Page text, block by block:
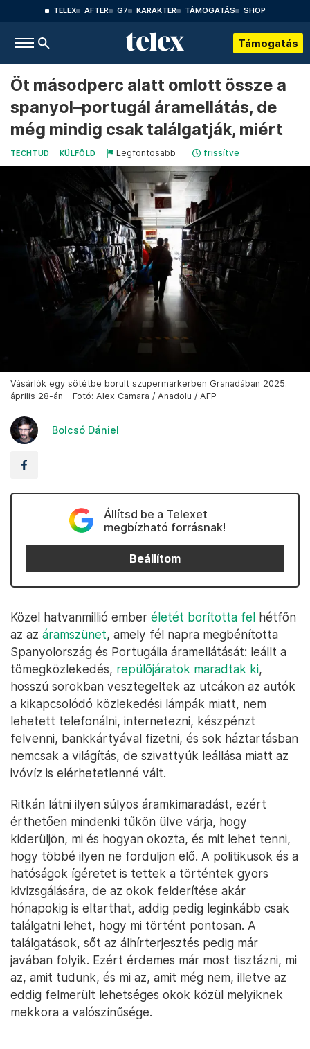
TELEX AFTER G7 KARAKTER TÁMOGATÁS SHOP
Támogatás
Öt másodperc alatt omlott össze a
spanyol–portugál áramellátás, de
még mindig csak találgatják, miért
TECHTUD KÜLFÖLD Legfontosabb frissítve
Vásárlók egy sötétbe borult szupermarkerben Granadában 2025.
április 28-án – Fotó: Alex Camara / Anadolu / AFP
Bolcsó Dániel
Állítsd be a Telexet
megbízható forrásnak!
Beállítom
Közel hatvanmillió ember életét borította fel hétfőn
az az áramszünet, amely fél napra megbénította
Spanyolország és Portugália áramellátását: leállt a
tömegközlekedés, repülőjáratok maradtak ki,
hosszú sorokban vesztegeltek az utcákon az autók
a kikapcsolódó közlekedési lámpák miatt, nem
lehetett telefonálni, internetezni, készpénzt
felvenni, bankkártyával fizetni, és sok háztartásban
nemcsak a világítás, de szivattyúk leállása miatt az
ivóvíz is elérhetetlenné vált.
Ritkán látni ilyen súlyos áramkimaradást, ezért
érthetően mindenki tűkön ülve várja, hogy
kiderüljön, mi és hogyan okozta, és mit lehet tenni,
hogy többé ilyen ne forduljon elő. A politikusok és a
hatóságok ígéretet is tettek a történtek gyors
kivizsgálására, de az okok felderítése akár
hónapokig is eltarthat, addig pedig leginkább csak
találgatni lehet, hogy mi történt pontosan. A
találgatások, sőt az álhírterjesztés pedig már
javában folyik. Ezért érdemes már most tisztázni, mi
az, amit tudunk, és mi az, amit még nem, illetve az
eddig felmerült lehetséges okok közül melyiknek
mekkora a valószínűsége.